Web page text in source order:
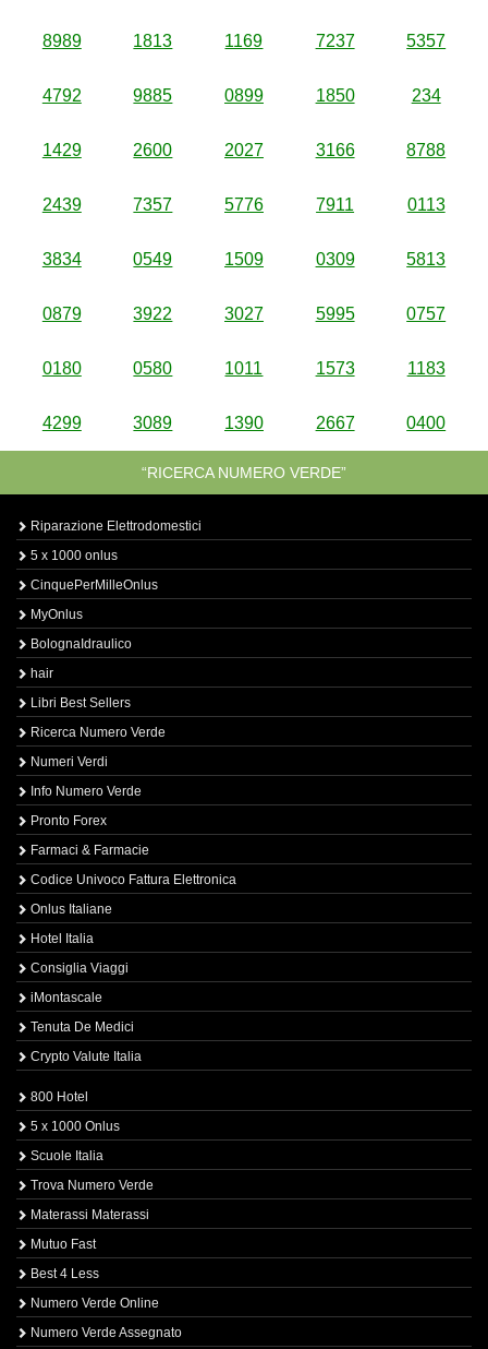
8989 1813 1169 7237 5357
4792 9885 0899 1850 234
1429 2600 2027 3166 8788
2439 7357 5776 7911 0113
3834 0549 1509 0309 5813
0879 3922 3027 5995 0757
0180 0580 1011 1573 1183
4299 3089 1390 2667 0400
“RICERCA NUMERO VERDE”
Riparazione Elettrodomestici
5 x 1000 onlus
CinquePerMilleOnlus
MyOnlus
BolognaIdraulico
hair
Libri Best Sellers
Ricerca Numero Verde
Numeri Verdi
Info Numero Verde
Pronto Forex
Farmaci & Farmacie
Codice Univoco Fattura Elettronica
Onlus Italiane
Hotel Italia
Consiglia Viaggi
iMontascale
Tenuta De Medici
Crypto Valute Italia
800 Hotel
5 x 1000 Onlus
Scuole Italia
Trova Numero Verde
Materassi Materassi
Mutuo Fast
Best 4 Less
Numero Verde Online
Numero Verde Assegnato